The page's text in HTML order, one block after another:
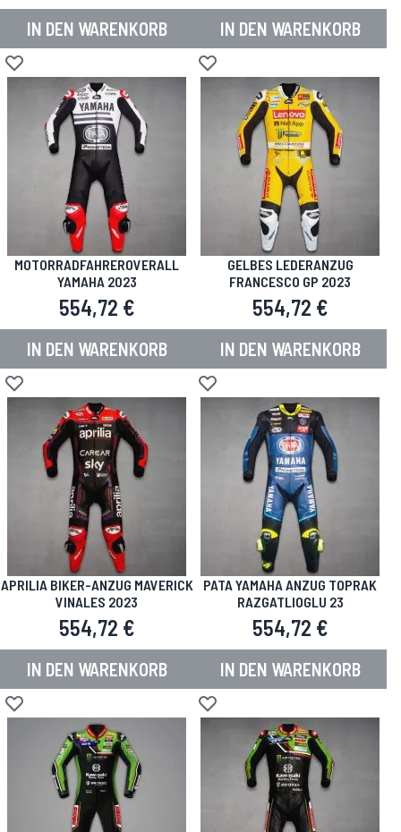
IN DEN WARENKORB
Zur Wunschliste hinzufügen
IN DEN WARENKORB
Zur Wunschliste hinzufügen
MOTORRADFAHREROVERALL
YAMAHA 2023
554,72 €
IN DEN WARENKORB
Zur Wunschliste hinzufügen
GELBES LEDERANZUG
FRANCESCO GP 2023
554,72 €
IN DEN WARENKORB
Zur Wunschliste hinzufügen
APRILIA BIKER-ANZUG MAVERICK
VINALES 2023
554,72 €
IN DEN WARENKORB
Zur Wunschliste hinzufügen
PATA YAMAHA ANZUG TOPRAK
RAZGATLIOGLU 23
554,72 €
IN DEN WARENKORB
Zur Wunschliste hinzufügen